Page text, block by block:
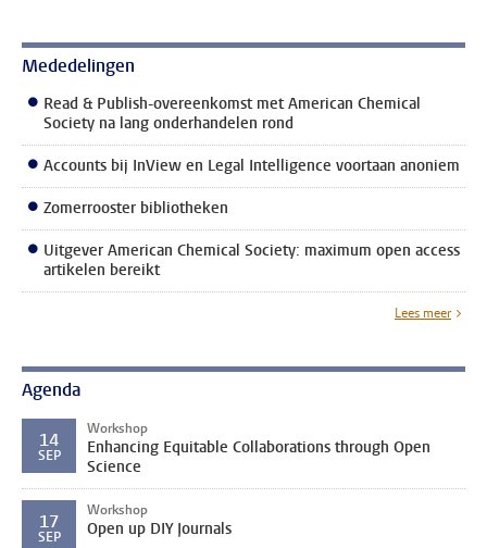
Mededelingen
Read & Publish-overeenkomst met American Chemical
Society na lang onderhandelen rond
Accounts bij InView en Legal Intelligence voortaan anoniem
Zomerrooster bibliotheken
Uitgever American Chemical Society: maximum open access
artikelen bereikt
Lees meer
Agenda
14
SEP
Workshop
Enhancing Equitable Collaborations through Open
Science
17
SEP
Workshop
Open up DIY Journals